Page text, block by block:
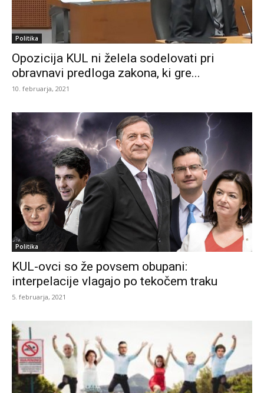
Politika
Opozicija KUL ni želela sodelovati pri
obravnavi predloga zakona, ki gre...
10. februarja, 2021
Politika
KUL-ovci so že povsem obupani:
interpelacije vlagajo po tekočem traku
5. februarja, 2021